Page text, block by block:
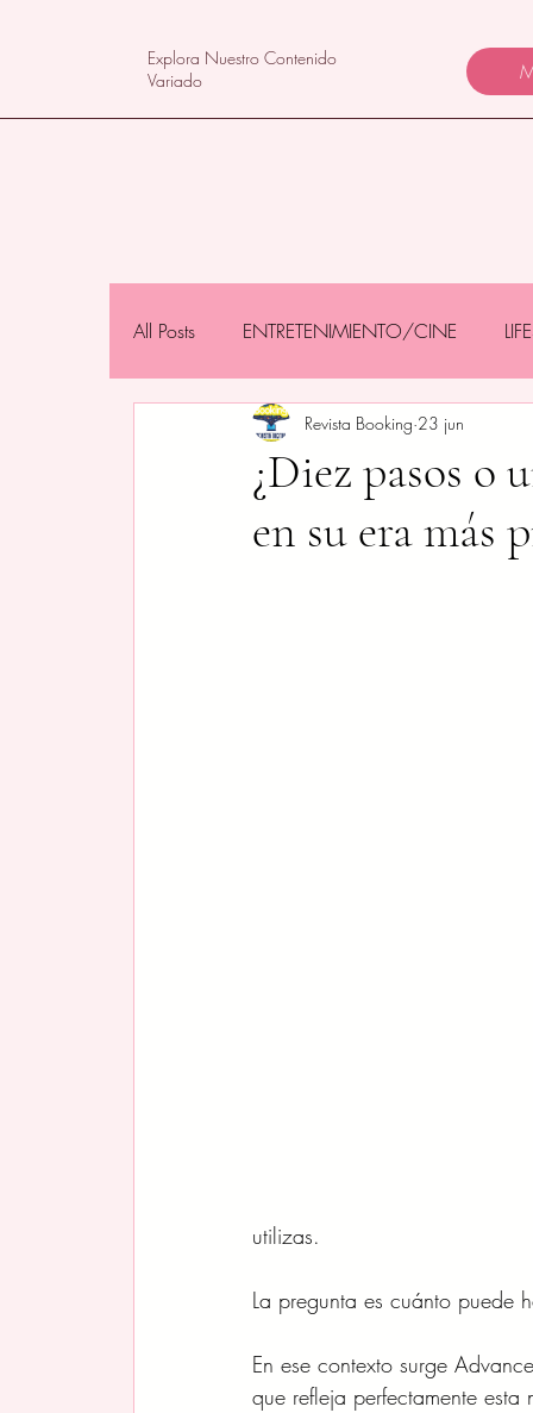
Explora Nuestro Contenido
Variado
All Posts ENTRETENIMIENTO/CINE
NEGOCIOS/TECNOLOGÍA MAMÁS
¿Diez pasos o
en su era más
Revista Booking 23 jun
utilizas.
La pregunta es cuánto puede
En ese contexto surge
que refleja perfectamente